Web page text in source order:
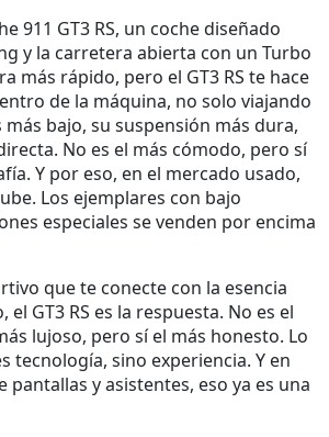
911 GT3 RS, un coche diseñado
y la carretera abierta con un Turbo
más rápido, pero el GT3 RS te hace
de la máquina, no solo viajando
más bajo, su suspensión más dura,
No es el más cómodo, pero sí
Y por eso, en el mercado usado,
Los ejemplares con bajo
especiales se venden por encima
que te conecte con la esencia
GT3 RS es la respuesta. No es el
lujoso, pero sí el más honesto. Lo
tecnología, sino experiencia. Y en
pantallas y asistentes, eso ya es una